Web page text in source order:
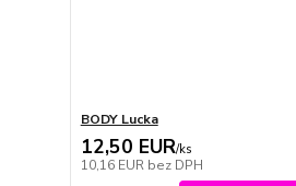
BODY Lucka
12,50 EUR/ks
10,16 EUR bez DPH